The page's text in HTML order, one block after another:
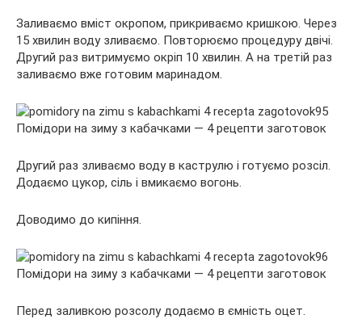
Заливаємо вміст окропом, прикриваємо кришкою. Через
15 хвилин воду зливаємо. Повторюємо процедуру двічі.
Другий раз витримуємо окріп 10 хвилин. А на третій раз
заливаємо вже готовим маринадом.
Другий раз зливаємо воду в каструлю і готуємо розсіл.
Додаємо цукор, сіль і вмикаємо вогонь.
Доводимо до кипіння.
Перед заливкою розсолу додаємо в ємність оцет.